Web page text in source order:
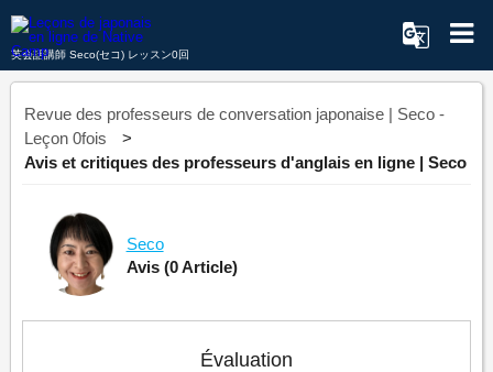
英会話講師 Seco(セコ) レッスン0回
Revue des professeurs de conversation japonaise | Seco -
Leçon 0fois
Avis et critiques des professeurs d'anglais en ligne | Seco
Seco
Avis (0 Article)
Évaluation